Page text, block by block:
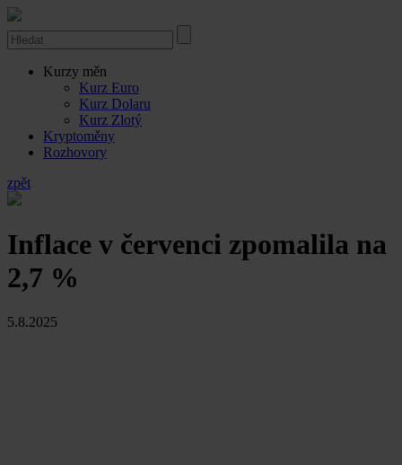
Kurzy měn
Kurz Euro
Kurz Dolaru
Kurz Zlotý
Kryptoměny
Rozhovory
zpět
Inflace v červenci zpomalila na
2,7 %
5.8.2025